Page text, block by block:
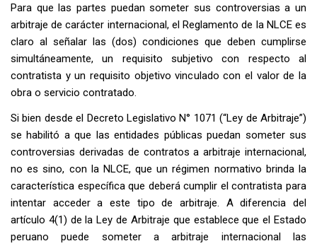
Para que las partes puedan someter sus controversias a un
arbitraje de carácter internacional, el Reglamento de la NLCE es
claro al señalar las (dos) condiciones que deben cumplirse
simultáneamente, un requisito subjetivo con respecto al
contratista y un requisito objetivo vinculado con el valor de la
obra o servicio contratado.
Si bien desde el Decreto Legislativo N° 1071 (“Ley de Arbitraje”)
se habilitó a que las entidades públicas puedan someter sus
controversias derivadas de contratos a arbitraje internacional,
no es sino, con la NLCE, que un régimen normativo brinda la
característica específica que deberá cumplir el contratista para
intentar acceder a este tipo de arbitraje. A diferencia del
artículo 4(1) de la Ley de Arbitraje que establece que el Estado
peruano puede someter a arbitraje internacional las